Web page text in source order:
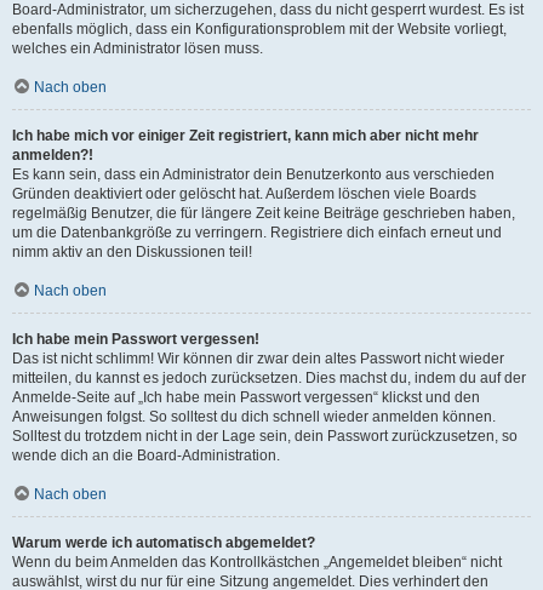
Board-Administrator, um sicherzugehen, dass du nicht gesperrt wurdest. Es ist
ebenfalls möglich, dass ein Konfigurationsproblem mit der Website vorliegt,
welches ein Administrator lösen muss.
Nach oben
Ich habe mich vor einiger Zeit registriert, kann mich aber nicht mehr
anmelden?!
Es kann sein, dass ein Administrator dein Benutzerkonto aus verschieden
Gründen deaktiviert oder gelöscht hat. Außerdem löschen viele Boards
regelmäßig Benutzer, die für längere Zeit keine Beiträge geschrieben haben,
um die Datenbankgröße zu verringern. Registriere dich einfach erneut und
nimm aktiv an den Diskussionen teil!
Nach oben
Ich habe mein Passwort vergessen!
Das ist nicht schlimm! Wir können dir zwar dein altes Passwort nicht wieder
mitteilen, du kannst es jedoch zurücksetzen. Dies machst du, indem du auf der
Anmelde-Seite auf „Ich habe mein Passwort vergessen“ klickst und den
Anweisungen folgst. So solltest du dich schnell wieder anmelden können.
Solltest du trotzdem nicht in der Lage sein, dein Passwort zurückzusetzen, so
wende dich an die Board-Administration.
Nach oben
Warum werde ich automatisch abgemeldet?
Wenn du beim Anmelden das Kontrollkästchen „Angemeldet bleiben“ nicht
auswählst, wirst du nur für eine Sitzung angemeldet. Dies verhindert den